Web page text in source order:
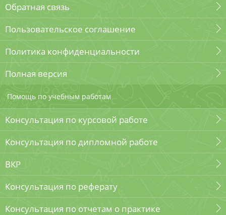
Обратная связь
Пользовательское соглашение
Политика конфиденциальности
Полная версия
Помощь по учебным работам
Консультация по курсовой работе
Консультация по дипломной работе
ВКР
Консультация по реферату
Консультация по отчетам о практике